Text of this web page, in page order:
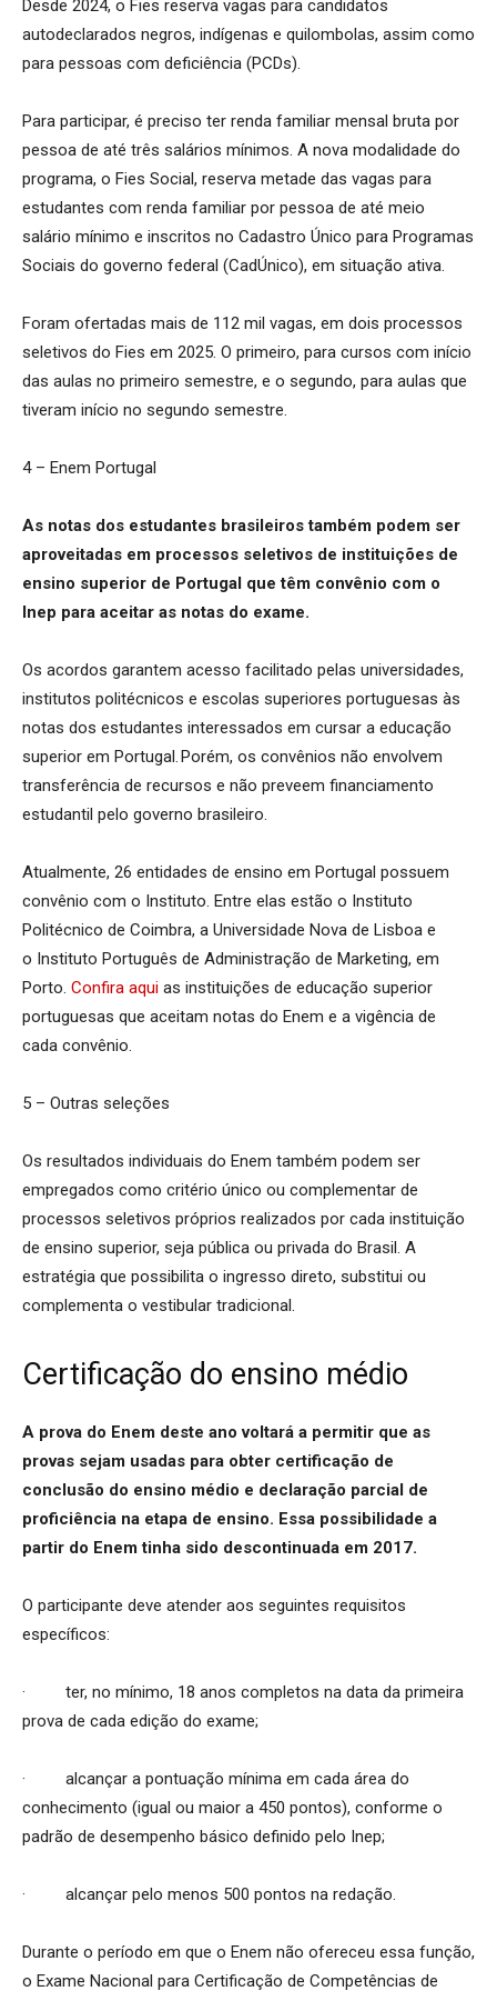
Desde 2024, o Fies reserva vagas para candidatos
autodeclarados negros, indígenas e quilombolas, assim como
para pessoas com deficiência (PCDs).
Para participar, é preciso ter renda familiar mensal bruta por
pessoa de até três salários mínimos. A nova modalidade do
programa, o Fies Social, reserva metade das vagas para
estudantes com renda familiar por pessoa de até meio
salário mínimo e inscritos no Cadastro Único para Programas
Sociais do governo federal (CadÚnico), em situação ativa.
Foram ofertadas mais de 112 mil vagas, em dois processos
seletivos do Fies em 2025. O primeiro, para cursos com início
das aulas no primeiro semestre, e o segundo, para aulas que
tiveram início no segundo semestre.
4 – Enem Portugal
As notas dos estudantes brasileiros também podem ser
aproveitadas em processos seletivos de instituições de
ensino superior de Portugal que têm convênio com o
Inep para aceitar as notas do exame.
Os acordos garantem acesso facilitado pelas universidades,
institutos politécnicos e escolas superiores portuguesas às
notas dos estudantes interessados em cursar a educação
superior em Portugal. Porém, os convênios não envolvem
transferência de recursos e não preveem financiamento
estudantil pelo governo brasileiro.
Atualmente, 26 entidades de ensino em Portugal possuem
convênio com o Instituto. Entre elas estão o Instituto
Politécnico de Coimbra, a Universidade Nova de Lisboa e
o Instituto Português de Administração de Marketing, em
Porto. Confira aqui as instituições de educação superior
portuguesas que aceitam notas do Enem e a vigência de
cada convênio.
5 – Outras seleções
Os resultados individuais do Enem também podem ser
empregados como critério único ou complementar de
processos seletivos próprios realizados por cada instituição
de ensino superior, seja pública ou privada do Brasil. A
estratégia que possibilita o ingresso direto, substitui ou
complementa o vestibular tradicional.
Certificação do ensino médio
A prova do Enem deste ano voltará a permitir que as
provas sejam usadas para obter certificação de
conclusão do ensino médio e declaração parcial de
proficiência na etapa de ensino. Essa possibilidade a
partir do Enem tinha sido descontinuada em 2017.
O participante deve atender aos seguintes requisitos
específicos:
· ter, no mínimo, 18 anos completos na data da primeira
prova de cada edição do exame;
· alcançar a pontuação mínima em cada área do
conhecimento (igual ou maior a 450 pontos), conforme o
padrão de desempenho básico definido pelo Inep;
· alcançar pelo menos 500 pontos na redação.
Durante o período em que o Enem não ofereceu essa função,
o Exame Nacional para Certificação de Competências de